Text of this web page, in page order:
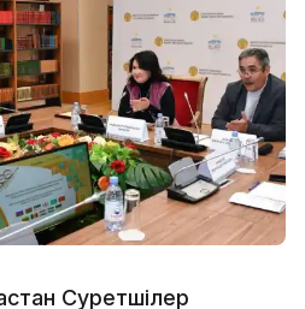
Суретшілер